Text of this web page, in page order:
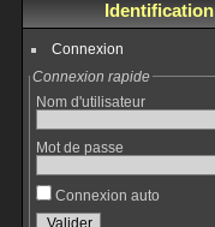
Identification
Connexion
Connexion rapide
Nom d'utilisateur
Mot de passe
Connexion auto